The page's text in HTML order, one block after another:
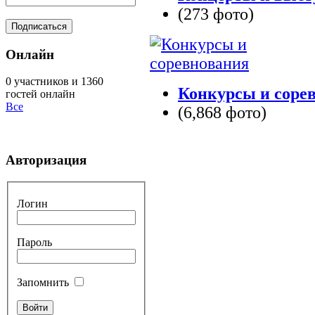
(273 фото)
Конкурсы и
(6,868 фото)
Онлайн
0 участников и 1360
гостей онлайн
Все
Авторизация
Логин
Пароль
Запомнить